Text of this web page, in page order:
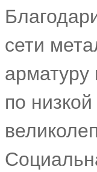
сети
арматуру
по